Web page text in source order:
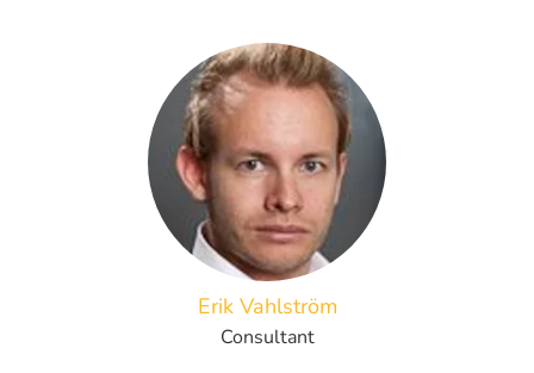
Erik Vahlström
Consultant